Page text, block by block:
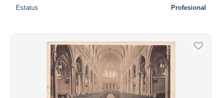
Estatus Profesional